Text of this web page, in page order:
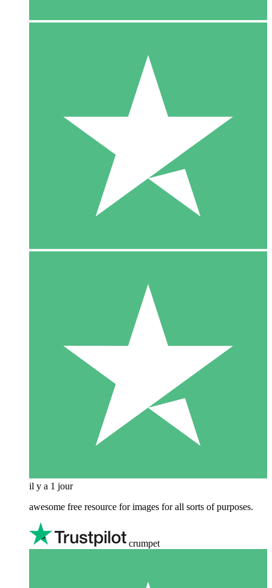
il y a 1 jour
awesome free resource for images for all sorts of purposes.
crumpet